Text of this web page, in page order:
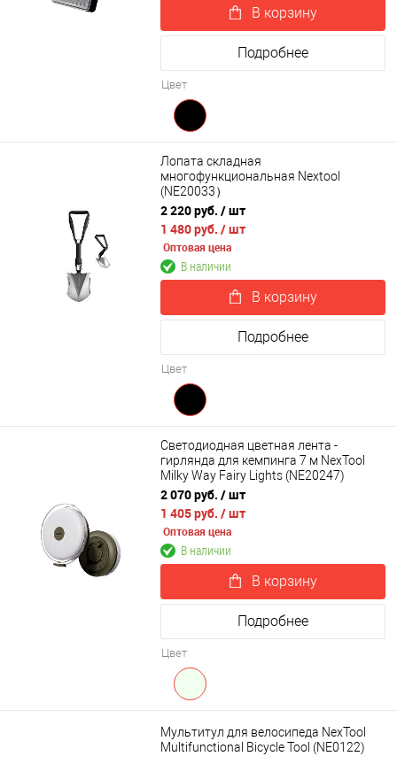
В корзину
Подробнее
Цвет
Лопата складная
многофункциональная Nextool
(NE20033）
2 220 руб. / шт
1 480 руб. / шт
Оптовая цена
В наличии
В корзину
Подробнее
Цвет
Светодиодная цветная лента -
гирлянда для кемпинга 7 м NexTool
Milky Way Fairy Lights (NE20247)
2 070 руб. / шт
1 405 руб. / шт
Оптовая цена
В наличии
В корзину
Подробнее
Цвет
Мультитул для велосипеда NexTool
Multifunctional Bicycle Tool (NE0122)